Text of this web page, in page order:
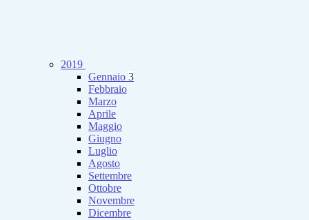
2019
Gennaio 3
Febbraio
Marzo
Aprile
Maggio
Giugno
Luglio
Agosto
Settembre
Ottobre
Novembre
Dicembre